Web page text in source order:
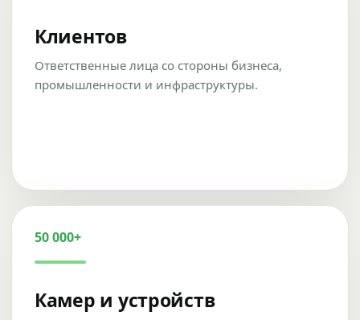
Клиентов
Ответственные лица со стороны бизнеса,
промышленности и инфраструктуры.
50 000+
Камер и устройств